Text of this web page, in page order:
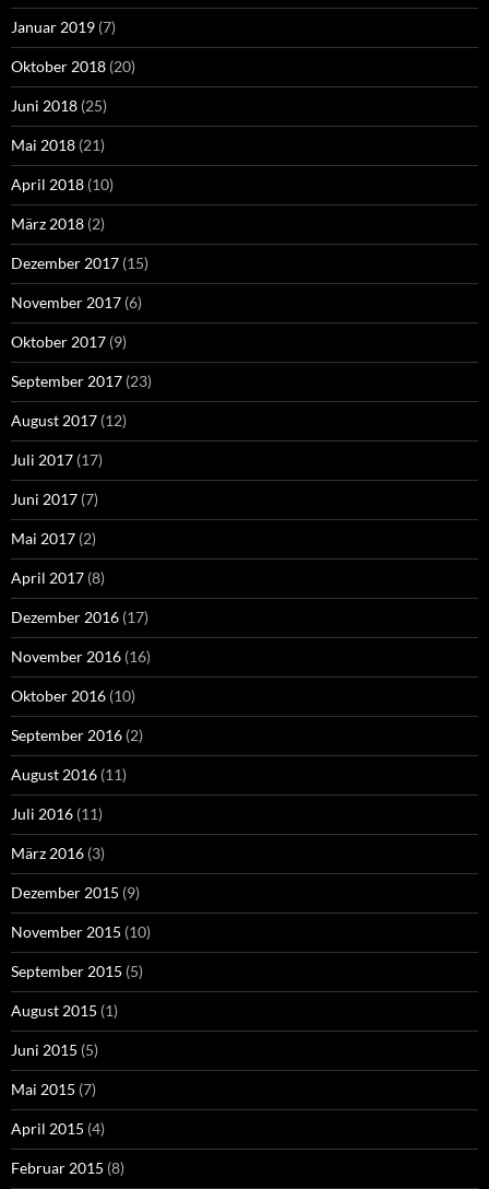
Januar 2019 (7)
Oktober 2018 (20)
Juni 2018 (25)
Mai 2018 (21)
April 2018 (10)
März 2018 (2)
Dezember 2017 (15)
November 2017 (6)
Oktober 2017 (9)
September 2017 (23)
August 2017 (12)
Juli 2017 (17)
Juni 2017 (7)
Mai 2017 (2)
April 2017 (8)
Dezember 2016 (17)
November 2016 (16)
Oktober 2016 (10)
September 2016 (2)
August 2016 (11)
Juli 2016 (11)
März 2016 (3)
Dezember 2015 (9)
November 2015 (10)
September 2015 (5)
August 2015 (1)
Juni 2015 (5)
Mai 2015 (7)
April 2015 (4)
Februar 2015 (8)